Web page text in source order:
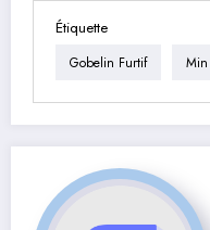
Étiquette
Gobelin Furtif Min